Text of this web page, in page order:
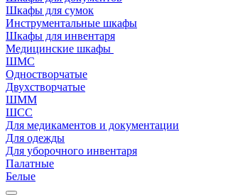
Шкафы для сумок
Инструментальные шкафы
Шкафы для инвентаря
Медицинские шкафы
ШМС
Одностворчатые
Двухстворчатые
ШММ
ШСС
Для медикаментов и документации
Для одежды
Для уборочного инвентаря
Палатные
Белые